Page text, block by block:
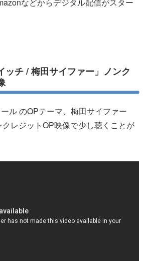
などからデジタル配信がスター
ッチ / 梅田サイファー」ノンク
ル のOPテーマ、梅田サイファー
クレジットOP映像で少し聴くことが